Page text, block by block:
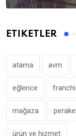
ETIKETLER
atama avm
eğlence
mağaza
ürün ve hizmet